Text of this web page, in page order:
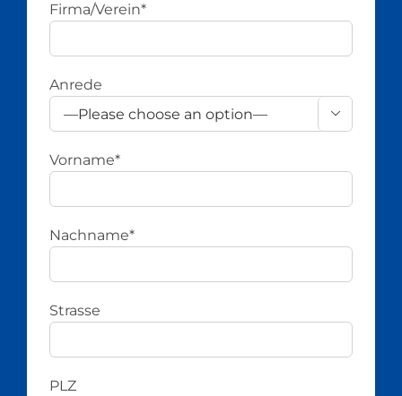
Firma/Verein*
Anrede

Vorname*
Nachname*
Strasse
PLZ